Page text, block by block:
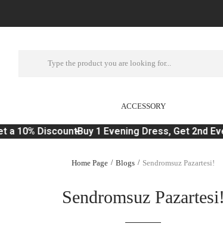
ACCESSORY
a 10% DiscountBuy 1 Evening Dress, Get 2nd
Home Page Blogs Sendromsuz Pazartesi!
Sendromsuz Pazartesi!